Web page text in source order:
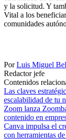
y la solicitud. Y
Vital a los
comunidades
PorLuis Miguel
Redactor jefe
Contenidos
Las claves
escalabilidad de tu
Zoom lanza
contenido en
Canva impulsa el
con herramientas